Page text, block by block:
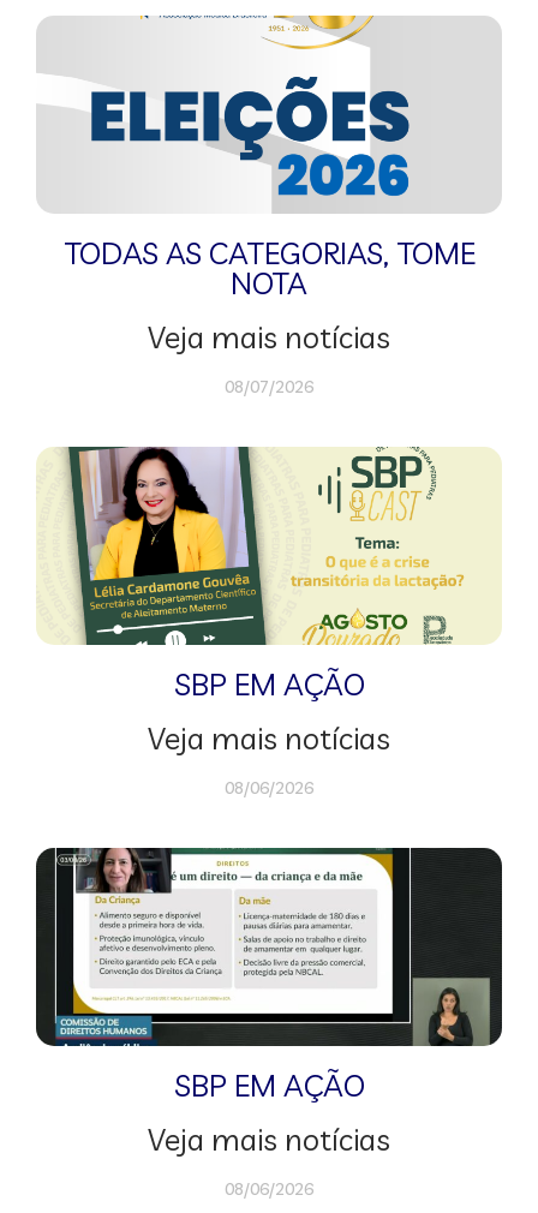
TODAS AS CATEGORIAS, TOME
NOTA
Veja mais notícias
08/07/2026
SBP EM AÇÃO
Veja mais notícias
08/06/2026
SBP EM AÇÃO
Veja mais notícias
08/06/2026